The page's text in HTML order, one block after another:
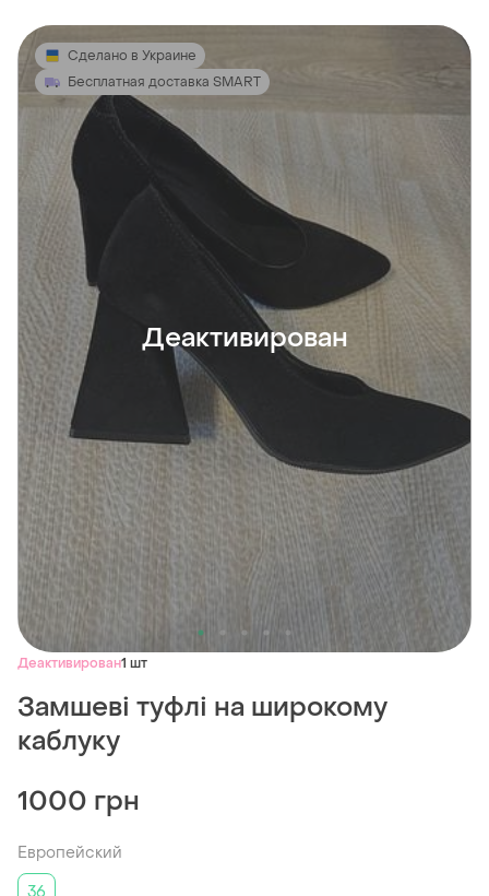
Сделано в Украине
Бесплатная доставка SMART
Деактивирован
Деактивирован1 шт
Замшеві туфлі на широкому
каблуку
1000 грн
Европейский